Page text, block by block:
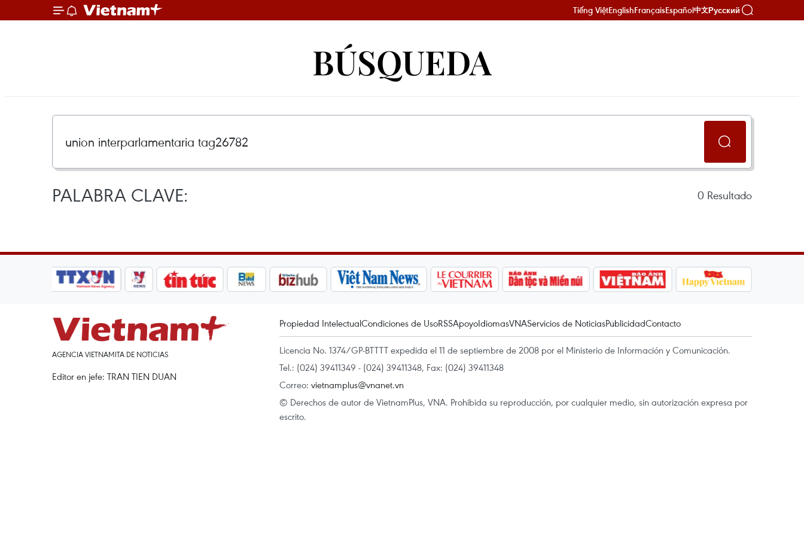
Tiếng ViệtEnglishFrançaisEspañol中文Русский
BÚSQUEDA
PALABRA CLAVE: 0 Resultado
AGENCIA VIETNAMITA DE NOTICIAS
Editor en jefe: TRAN TIEN DUAN
Propiedad IntelectualCondiciones de UsoRSSApoyoIdiomasVNAServicios de NoticiasPublicidadContacto
Licencia No. 1374/GP-BTTTT expedida el 11 de septiembre de 2008 por el Ministerio de Información y Comunicación.
Tel.: (024) 39411349 - (024) 39411348, Fax: (024) 39411348
Correo: vietnamplus@vnanet.vn
© Derechos de autor de VietnamPlus, VNA. Prohibida su reproducción, por cualquier medio, sin autorización expresa por
escrito.